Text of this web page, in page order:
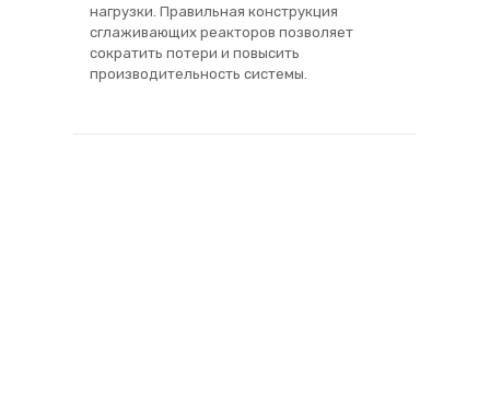
нагрузки. Правильная конструкция
сглаживающих реакторов позволяет
сократить потери и повысить
производительность системы.